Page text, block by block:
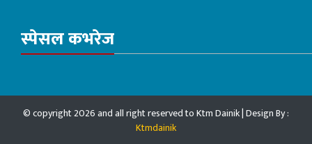
स्पेसल कभरेज
© copyright 2026 and all right reserved to Ktm Dainik | Design By :
Ktmdainik